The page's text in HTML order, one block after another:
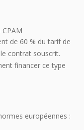
de 60 % du tarif de
contrat souscrit.
financer ce type
européennes :